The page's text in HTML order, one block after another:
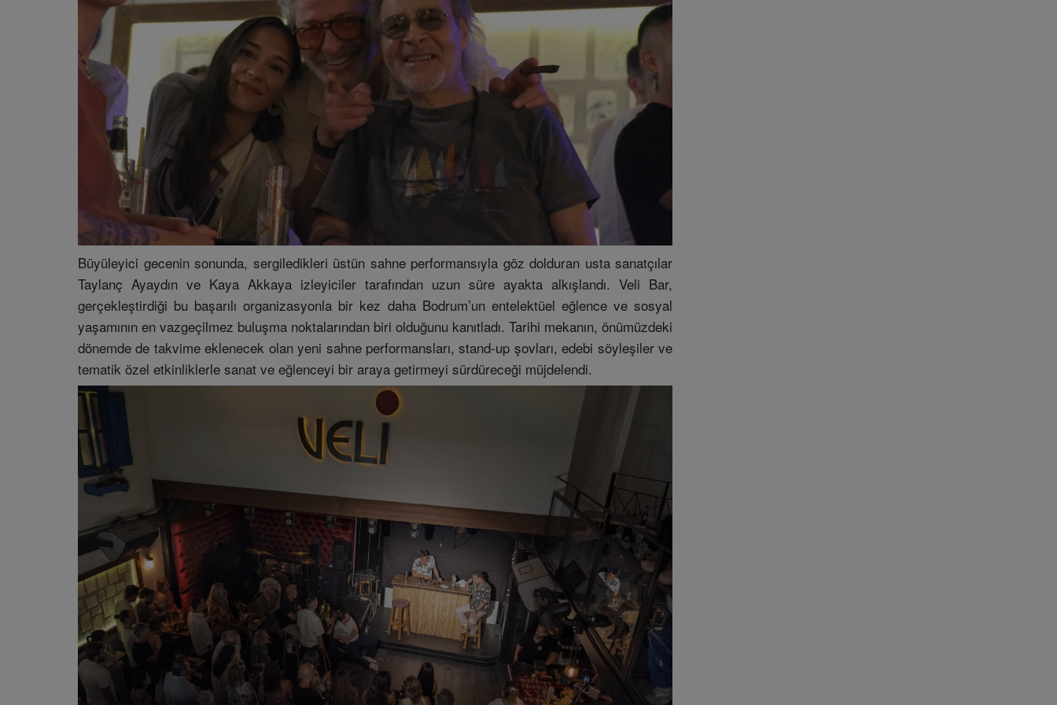
Büyüleyici gecenin sonunda, sergiledikleri üstün sahne performansıyla göz dolduran usta sanatçılar
Taylanç Ayaydın ve Kaya Akkaya izleyiciler tarafından uzun süre ayakta alkışlandı. Veli Bar,
gerçekleştirdiği bu başarılı organizasyonla bir kez daha Bodrum’un entelektüel eğlence ve sosyal
yaşamının en vazgeçilmez buluşma noktalarından biri olduğunu kanıtladı. Tarihi mekanın, önümüzdeki
dönemde de takvime eklenecek olan yeni sahne performansları, stand-up şovları, edebi söyleşiler ve
tematik özel etkinliklerle sanat ve eğlenceyi bir araya getirmeyi sürdüreceği müjdelendi.